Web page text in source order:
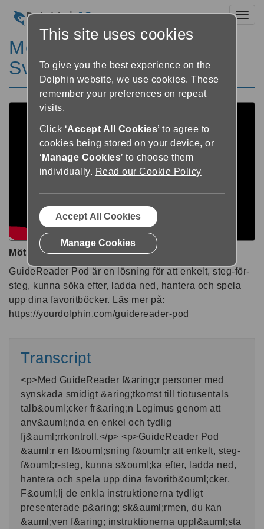
Möt GuideReader Pod -
Svenska
Möt GuideReader Pod - Svenska
GuideReader Pod är en lösning för att enkelt, steg-för-
steg, kunna söka efter, ladda ned, hantera och spela
upp dina favoritböcker. Läs mer på:
https://yourdolphin.com/guidereader-pod
Transcript
<p>Med GuideReader f&aring;r personer med
synskada smidigt &aring;tkomst till tiotusentals
talb&ouml;cker fr&aring;n Legimus genom att
anv&auml;nda en enkel och tydlig
fj&auml;rrkontroll.</p> <p>GuideReader Pod
&auml;r en l&ouml;sning f&ouml;r att enkelt, steg-
f&ouml;r-steg, kunna s&ouml;ka efter, ladda ned,
hantera och spela upp dina favoritb&ouml;cker.
F&ouml;lj de enkla instruktionerna tydligt
presenterade p&aring; sk&auml;rmen, du kan
&auml;ven f&aring; instruktionerna uppl&auml;sta
This site uses cookies
To give you the best experience on the
Dolphin website, we use cookies. These
remember your preferences on repeat
visits.
Click ‘Accept All Cookies’ to agree to
cookies being stored on your device, or
‘ Manage Cookies’ to choose them
individually. Read our Cookie Policy
Accept All Cookies
Manage Cookies